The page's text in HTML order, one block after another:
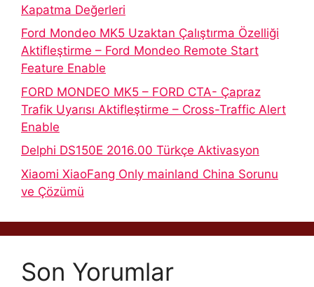
Kapatma Değerleri
Ford Mondeo MK5 Uzaktan Çalıştırma Özelliği
Aktifleştirme – Ford Mondeo Remote Start
Feature Enable
FORD MONDEO MK5 – FORD CTA- Çapraz
Trafik Uyarısı Aktifleştirme – Cross-Traffic Alert
Enable
Delphi DS150E 2016.00 Türkçe Aktivasyon
Xiaomi XiaoFang Only mainland China Sorunu
ve Çözümü
Son Yorumlar